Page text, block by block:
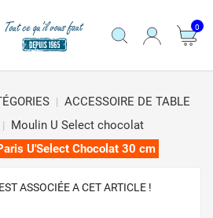
0
ACCESSOIRE DE TABLE
Moulin U Select chocolat
U'Select Chocolat 30 cm
ASSOCIÉE A CET ARTICLE !